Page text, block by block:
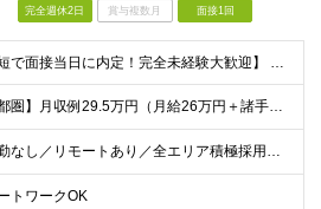
完全週休2日 賞与複数月 面接1回
【最短で面接当日に内定！完全未経験大歓迎】 ・業種／職種未経験歓迎 ・社会人デビュー、第二新卒、既卒者大歓迎 ・学歴不問（文系、理系不問） ・20代～30代、男女問わず活躍中 ・服装、髪色自由 ・明確
【首都圏】月収例29.5万円（月給26万円＋諸手当） 【東海・関西】月収例28.5万円（月給25万円＋諸手当） 【九州】月収例26万円（月給23万円＋諸手当） ※経験・スキル・前職給与を踏まえ、総合
【転勤なし／リモートあり／全エリア積極採用中】 ・大手企業のプロジェクトが中心 ・勤務エリアは希望を考慮し決定 ・研修はリモートメインで実施します ・U&Iターンの方も大歓迎◎ ＜主なエリア＞ ■首
トワークOK